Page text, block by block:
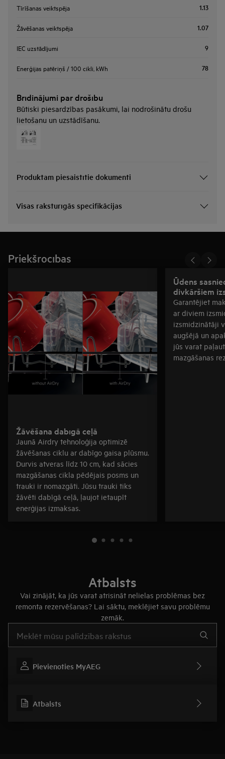
Tīrīšanas veiktspēja 1.13
Žāvēšanas veiktspēja 1.07
IEC uzstādījumi 9
Enerģijas patēriņš / 100 cikli, kWh 78
Brīdinājumi par drošību
Būtiski piesardzības pasākumi, lai nodrošinātu drošu
lietošanu un uzstādīšanu.
Produktam piesaistītie dokumenti
Visas raksturīgās specifikācijas
Priekšrocības
Žāvēšana dabīgā ceļā
Jaunā Airdry tehnoloģija optimizē
žāvēšanas ciklu ar dabīgo gaisa plūsmu.
Durvis atveras līdz 10 cm, kad sācies
mazgāšanas cikla pēdējais posms un
trauki ir nomazgāti. Jūsu trauki tiks
žāvēti dabīgā ceļā, ļaujot ietaupīt
enerģijas izmaksas.
Ūdens
divkāršiem
Garantējiet
ar diviem
izsmidzinātāji
augšējā un
jūs varat
mazgāšanas
Atbalsts
Vai zinājāt, ka jūs varat atrisināt nelielas problēmas bez
remonta rezervēšanas? Lai sāktu, meklējiet savu problēmu
zemāk.
Pievienoties MyAEG
Atbalsts